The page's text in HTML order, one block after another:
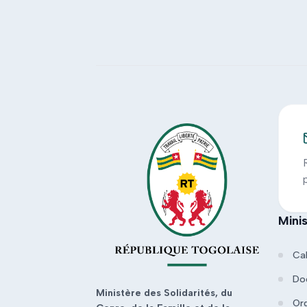
Ministère des Solidarités, du